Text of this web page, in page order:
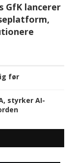
GfK lancerer
før
styrker AI-